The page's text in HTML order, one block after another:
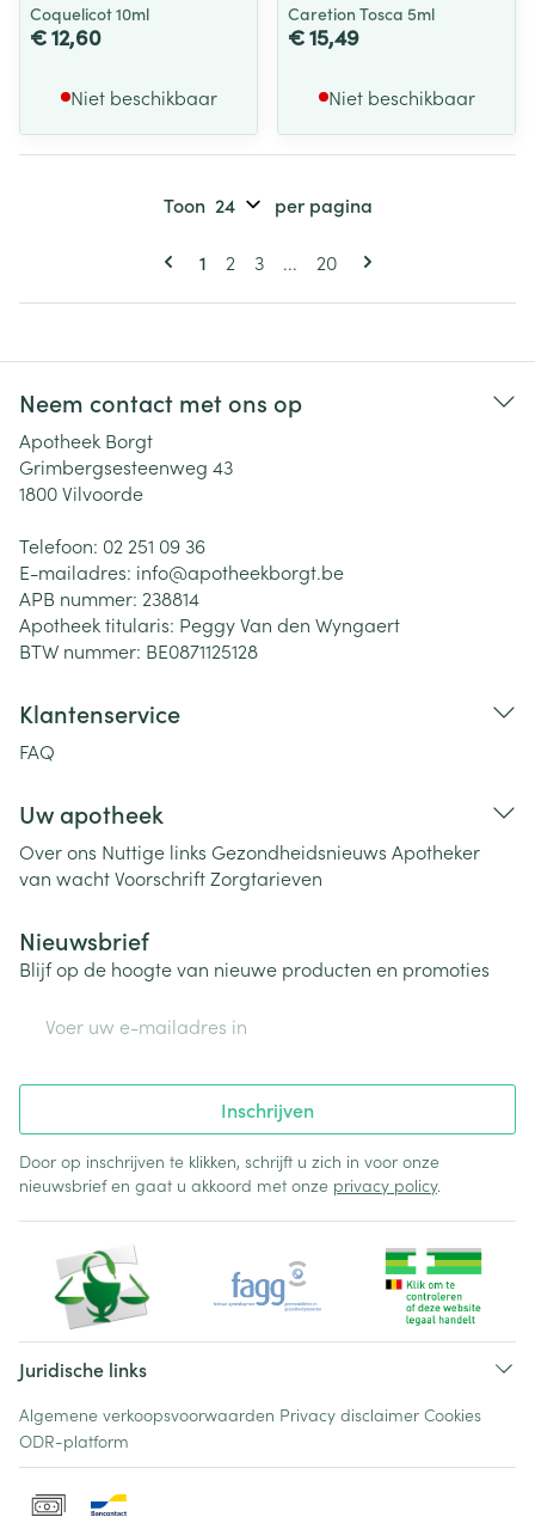
Coquelicot 10ml
€ 12,60
Niet beschikbaar
Caretion Tosca 5ml
€ 15,49
Niet beschikbaar
Pagina's
U lees momenteel pagina
1 Pagina
2 Pagina
3 ... Pagina
20
Toon per pagina
Neem contact met ons op
Apotheek Borgt
Grimbergsesteenweg 43
1800Vilvoorde
Telefoon: 02 251 09 36
E-mailadres: info@apotheekborgt.be
APB nummer: 238814
Apotheek titularis: Peggy Van den Wyngaert
BTW nummer: BE0871125128
Klantenservice
FAQ
Uw apotheek
Over ons Nuttige links Gezondheidsnieuws Apotheker
van wachtVoorschriftZorgtarieven
Nieuwsbrief
Blijf op de hoogte van nieuwe producten en promoties
Inschrijven
Door op inschrijven te klikken, schrijft u zich in voor onze
nieuwsbrief en gaat u akkoord met onze privacy policy.
Juridische links
Algemene verkoopsvoorwaarden Privacy disclaimer Cookies
ODR-platform